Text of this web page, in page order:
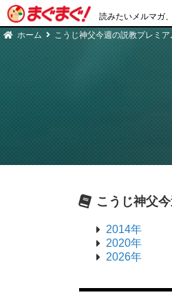
読みたいメルマガ
ホーム こうじ神父今週の説教プレミア
こうじ神父
2014年
2020年
2026年